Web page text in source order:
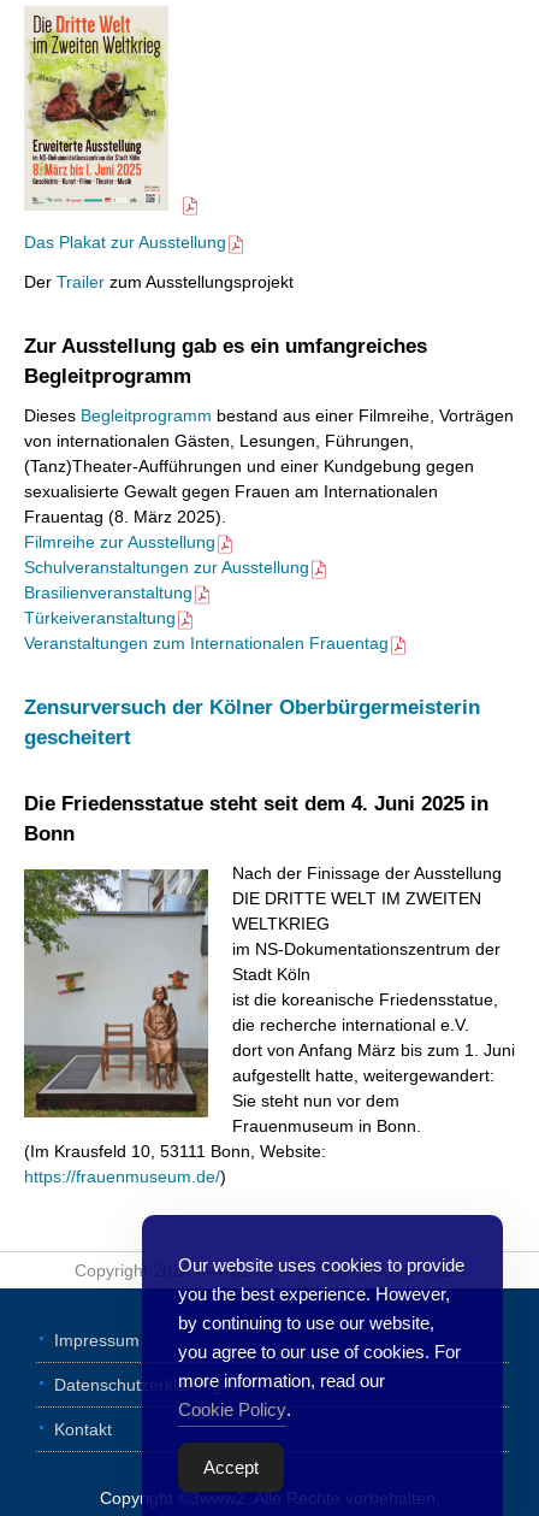
Das Plakat zur Ausstellung
Der Trailer zum Ausstellungsprojekt
Zur Ausstellung gab es ein umfangreiches
Begleitprogramm
Dieses Begleitprogramm bestand aus einer Filmreihe, Vorträgen
von internationalen Gästen, Lesungen, Führungen,
(Tanz)Theater-Aufführungen und einer Kundgebung gegen
sexualisierte Gewalt gegen Frauen am Internationalen
Frauentag (8. März 2025).
Filmreihe zur Ausstellung
Schulveranstaltungen zur Ausstellung
Brasilienveranstaltung
Türkeiveranstaltung
Veranstaltungen zum Internationalen Frauentag
Zensurversuch der Kölner Oberbürgermeisterin
gescheitert
Die Friedensstatue steht seit dem 4. Juni 2025 in
Bonn
Nach der Finissage der Ausstellung
DIE DRITTE WELT IM ZWEITEN
WELTKRIEG
im NS-Dokumentationszentrum der
Stadt Köln
ist die koreanische Friedensstatue,
die recherche international e.V.
dort von Anfang März bis zum 1. Juni
aufgestellt hatte, weitergewandert:
Sie steht nun vor dem
Frauenmuseum in Bonn.
(Im Krausfeld 10, 53111 Bonn, Website:
https://frauenmuseum.de/)
Copyright 2026 3www2.de. Alle Rechte vorbehalten
Impressum
Datenschutzerklärung
Kontakt
Copyright ©3www2. Alle Rechte vorbehalten.
Our website uses cookies to provide
you the best experience. However,
by continuing to use our website,
you agree to our use of cookies. For
more information, read our
Cookie Policy.
Accept